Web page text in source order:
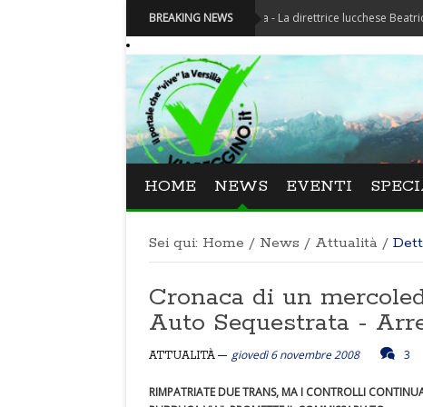
BREAKING NEWS
Festival La Versiliana - La direttrice lucchese Beatrice Venezi
HOME NEWS EVENTI
Sei qui: Home / News / Attualità /
Cronaca di un
Auto Sequestrata -
ATTUALITÀ giovedì 6 novembre 2008 3
RIMPATRIATE DUE TRANS, MA I CONTROLLI